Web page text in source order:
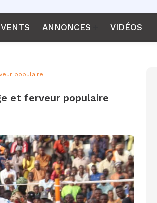
son parti “Kiiraay, les Patriotes
en 2027 et accélère son agenda
le 6ème rang africain et la 31e place
ANNONCES VIDÉOS
populaire
et ferveur populaire